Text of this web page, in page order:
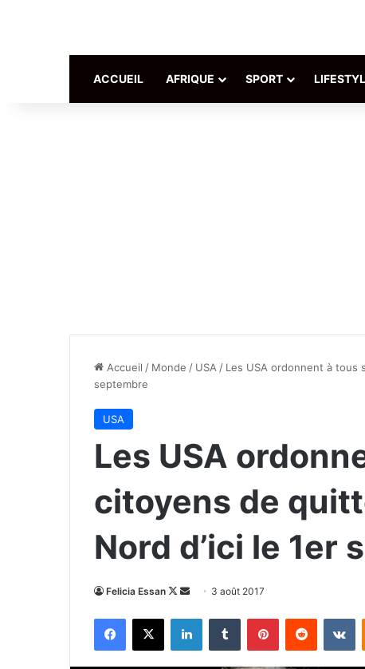
ACCUEIL AFRIQUE SPORT
Accueil / Monde / USA / Les USA ordonnent à tous
septembre
USA
Les USA
citoyens de
Nord d’ici le 1er
Felicia Essan
Follow
X
Envoyer3 août 2017
Facebook
X LinkedinTumblr PinterestReddit